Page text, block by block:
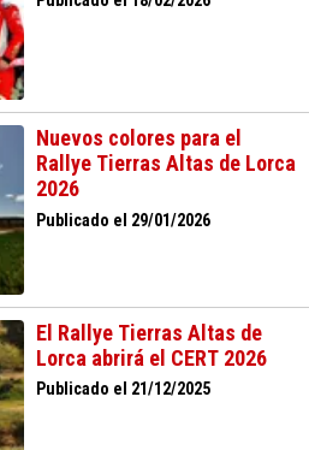
Nuevos colores para el
Rallye Tierras Altas de Lorca
2026
Publicado el 29/01/2026
El Rallye Tierras Altas de
Lorca abrirá el CERT 2026
Publicado el 21/12/2025